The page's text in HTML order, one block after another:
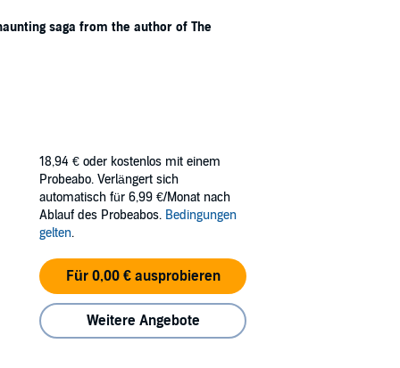
saga from the author of The
a proper boarding school in
is her destiny? And what will her
18,94 € oder kostenlos mit einem
Probeabo. Verlängert sich
automatisch für 6,99 €/Monat nach
Ablauf des Probeabos. Bedingungen
gelten.
Für 0,00 € ausprobieren
Weitere Angebote